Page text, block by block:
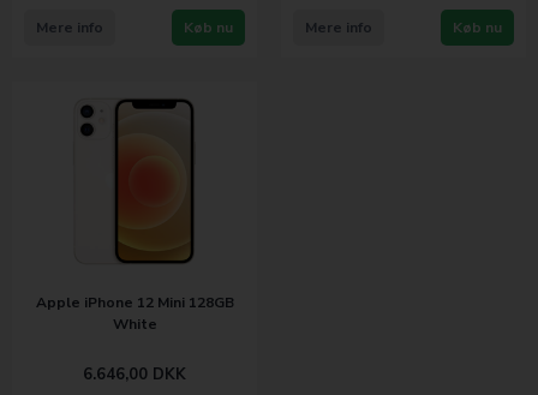
Køb nu
Mere info Køb nu
Mere info
Apple iPhone 12 Mini 128GB
White
6.646,00 DKK